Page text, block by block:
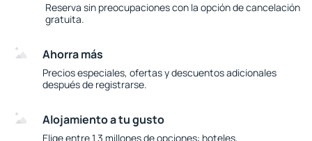
Reserva sin preocupaciones con la opción de cancelación
gratuita.
Ahorra más
Precios especiales, ofertas y descuentos adicionales
después de registrarse.
Alojamiento a tu gusto
Elige entre 1.3 millones de opciones: hoteles,